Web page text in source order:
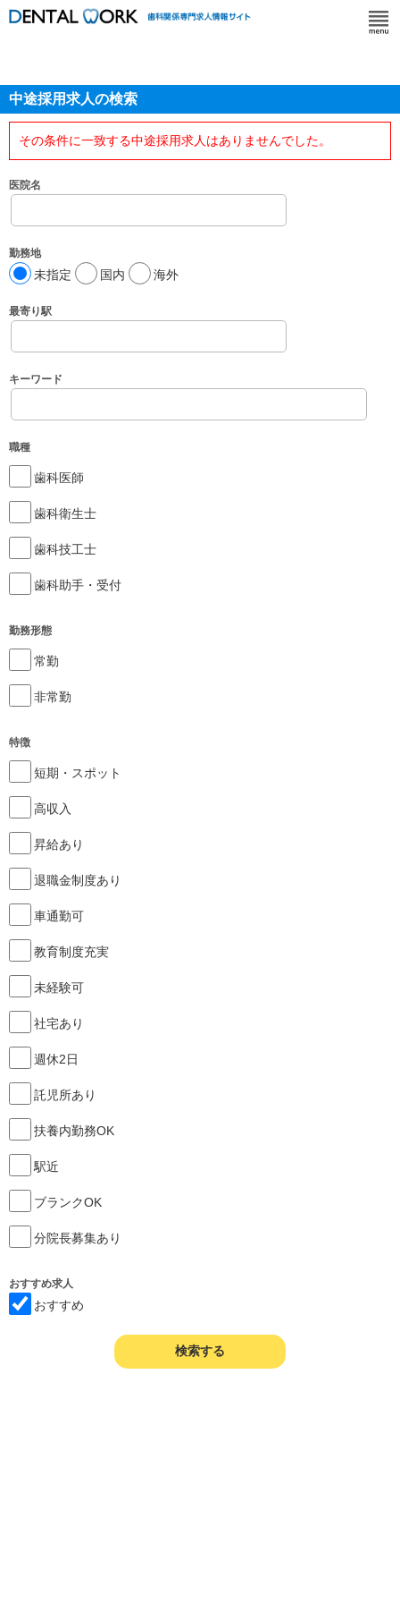
中途採用求人の検索
その条件に一致する中途採用求人はありませんでした。
医院名
勤務地
未指定 国内 海外
最寄り駅
キーワード
職種
歯科医師
歯科衛生士
歯科技工士
歯科助手・受付
勤務形態
常勤
非常勤
特徴
短期・スポット
高収入
昇給あり
退職金制度あり
車通勤可
教育制度充実
未経験可
社宅あり
週休2日
託児所あり
扶養内勤務OK
駅近
ブランクOK
分院長募集あり
おすすめ求人
おすすめ